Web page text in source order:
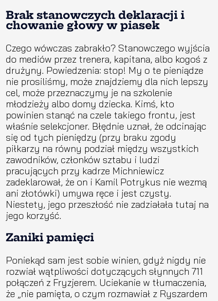
Brak stanowczych deklaracji i
chowanie głowy w piasek
Czego wówczas zabrakło? Stanowczego wyjścia
do mediów przez trenera, kapitana, albo kogoś z
drużyny. Powiedzenia: stop! My o te pieniądze
nie prosiliśmy, może znajdziemy dla nich lepszy
cel, może przeznaczymy je na szkolenie
młodzieży albo domy dziecka. Kimś, kto
powinien stanąć na czele takiego frontu, jest
właśnie selekcjoner. Błędnie uznał, że odcinając
się od tych pieniędzy (przy braku zgody
piłkarzy na równy podział między wszystkich
zawodników, członków sztabu i ludzi
pracujących przy kadrze Michniewicz
zadeklarował, że on i Kamil Potrykus nie wezmą
ani złotówki) umywa ręce i jest czysty.
Niestety, jego przeszłość nie zadziałała tutaj na
jego korzyść.
Zaniki pamięci
Poniekąd sam jest sobie winien, gdyż nigdy nie
rozwiał wątpliwości dotyczących słynnych 711
połączeń z Fryzjerem. Uciekanie w tłumaczenia,
że „nie pamięta, o czym rozmawiał z Ryszardem